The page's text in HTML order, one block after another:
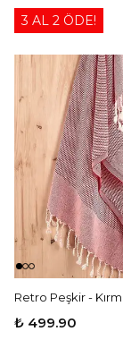
3 AL 2 ÖDE!
Retro Peşkir -
₺ 499.90